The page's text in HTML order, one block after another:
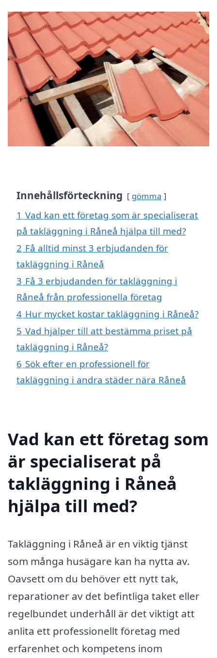
Innehållsförteckning gömma
1 Vad kan ett företag som är specialiserat
på takläggning i Råneå hjälpa till med?
2 Få alltid minst 3 erbjudanden för
takläggning i Råneå
3 Få 3 erbjudanden för takläggning i
Råneå från professionella företag
4 Hur mycket kostar takläggning i Råneå?
5 Vad hjälper till att bestämma priset på
takläggning i Råneå?
6 Sök efter en professionell för
takläggning i andra städer nära Råneå
Vad kan ett företag som
är specialiserat på
takläggning i Råneå
hjälpa till med?
Takläggning i Råneå är en viktig tjänst
som många husägare kan ha nytta av.
Oavsett om du behöver ett nytt tak,
reparationer av det befintliga taket eller
regelbundet underhåll är det viktigt att
anlita ett professionellt företag med
erfarenhet och kompetens inom